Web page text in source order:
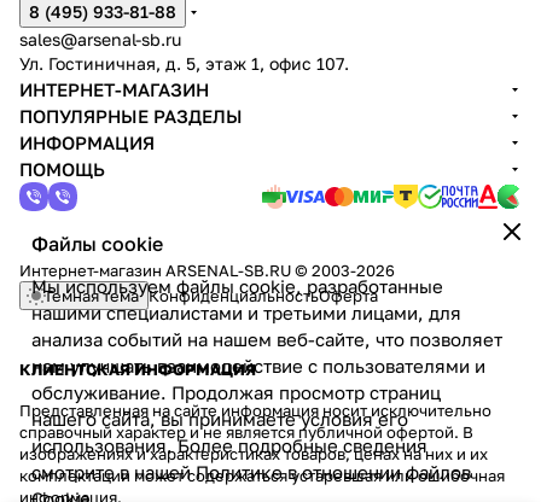
Файлы cookie
Мы используем файлы cookie, разработанные
нашими специалистами и третьими лицами, для
анализа событий на нашем веб-сайте, что позволяет
нам улучшать взаимодействие с пользователями и
обслуживание. Продолжая просмотр страниц
нашего сайта, вы принимаете условия его
использования. Более подробные сведения
смотрите в нашейПолитике в отношении файлов
8 (495) 933-81-88
sales@arsenal-sb.ru
Ул. Гостиничная, д. 5, этаж 1, офис 107.
ИНТЕРНЕТ-МАГАЗИН
ПОПУЛЯРНЫЕ РАЗДЕЛЫ
ИНФОРМАЦИЯ
ПОМОЩЬ
Интернет-магазин ARSENAL-SB.RU © 2003-2026
Темная тема КонфиденциальностьОферта
КЛИЕНТСКАЯ ИНФОРМАЦИЯ
Представленная на сайте информация носит исключительно
справочный характер и не является публичной офертой. В
изображениях и характеристиках товаров, ценах на них и их
комплектации может содержаться устаревшая или ошибочная
информация.